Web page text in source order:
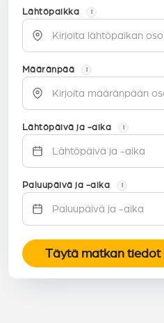
Lähtöpaikka i
Määränpää i
Lähtöpäivä ja -aika i
Paluupäivä ja -aika i
Täytä matkan tiedot